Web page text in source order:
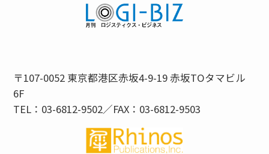
〒107-0052 東京都港区赤坂4-9-19 赤坂TOタマビル
6F
TEL：03-6812-9502／FAX：03-6812-9503